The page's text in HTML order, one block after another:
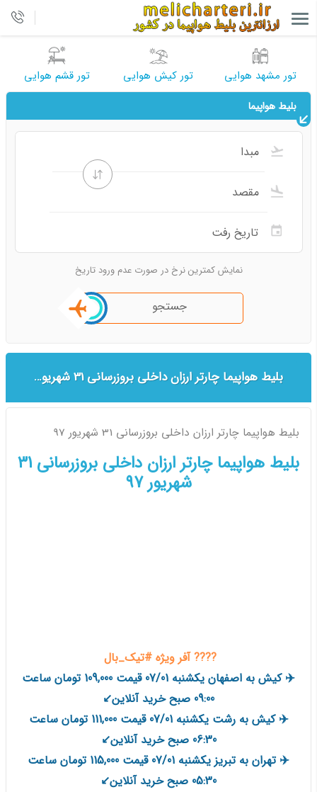
تور مشهد هوایی تور کیش هوایی تور قشم هوایی
بلیط هواپیما
نمایش کمترین نرخ در صورت عدم ورود تاریخ
جستجو
بلیط هواپیما چارتر ارزان داخلی بروزرسانی 31 شهریور 97
بلیط هواپیما چارتر ارزان داخلی بروزرسانی 31 شهریور 97
بلیط هواپیما چارتر ارزان داخلی بروزرسانی 31
شهریور 97
???? آفر ویژه #تیک_بال
✈️ کیش به اصفهان یکشنبه 07/01 قیمت 109,000 تومان ساعت
09:00 صبح خرید آنلاین↙️
✈️ کیش به رشت یکشنبه 07/01 قیمت 111,000 تومان ساعت
06:30 صبح خرید آنلاین↙️
✈️ تهران به تبریز یکشنبه 07/01 قیمت 115,000 تومان ساعت
05:30 صبح خرید آنلاین↙️